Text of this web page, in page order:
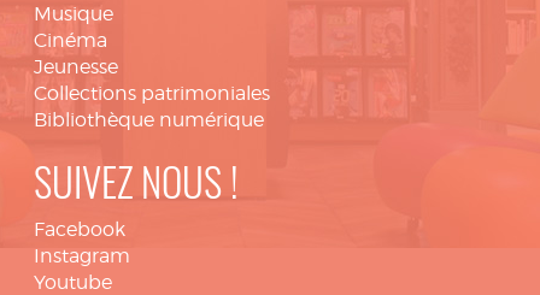
Musique
Cinéma
Jeunesse
Collections patrimoniales
Bibliothèque numérique
SUIVEZ NOUS !
Facebook
Instagram
Youtube